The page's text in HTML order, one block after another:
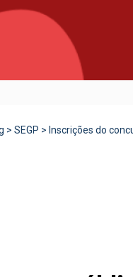
> SEGP > Inscrições do